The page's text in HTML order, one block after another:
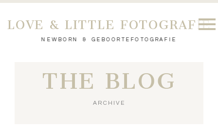
NEWBORN & GEBOORTEFOTOGRAFIE
LOVE & LITTLE FOTOGRAFIE
THE BLOG
ARCHIVE